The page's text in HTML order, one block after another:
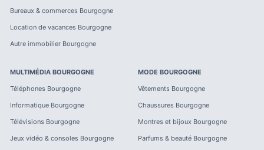
Bureaux & commerces Bourgogne
Location de vacances Bourgogne
Autre immobilier Bourgogne
MULTIMÉDIA BOURGOGNE
Téléphones Bourgogne
Informatique Bourgogne
Télévisions Bourgogne
Jeux vidéo & consoles Bourgogne
MODE BOURGOGNE
Vêtements Bourgogne
Chaussures Bourgogne
Montres et bijoux Bourgogne
Parfums & beauté Bourgogne